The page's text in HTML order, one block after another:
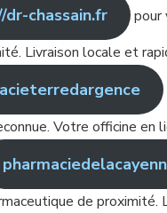
chassain.fr
pour
Livraison locale et
Votre officine en
de proximité.